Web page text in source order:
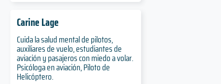
Carine Lage
Cuida la salud mental de pilotos,
auxiliares de vuelo, estudiantes de
aviación y pasajeros con miedo a volar.
Psicóloga en aviación, Piloto de
Helicóptero.